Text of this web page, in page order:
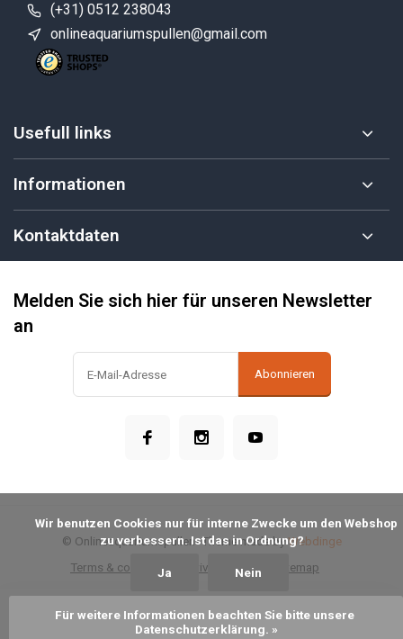
Zum Warenkorb hinzufügen
(+31) 0512 238043
onlineaquariumspullen@gmail.com
Usefull links
Informationen
Kontaktdaten
Melden Sie sich hier für unseren Newsletter
an
Abonnieren
Terms & conditions Privacy Policy Sitemap
© Onlineaquariumspullen- Theme made byWebdinge
zu verbessern. Ist das in Ordnung?
Ja Nein
Für weitere Informationen beachten Sie bitte unsere
Datenschutzerklärung. »